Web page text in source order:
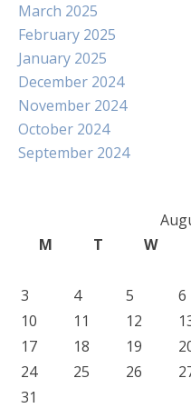
March 2025
February 2025
January 2025
December 2024
November 2024
October 2024
September 2024
M
T W
3
4 5 6
10
11 12
17
18 19
24
25 26
31